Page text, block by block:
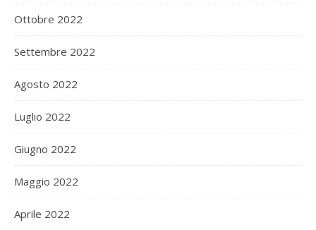
Ottobre 2022
Settembre 2022
Agosto 2022
Luglio 2022
Giugno 2022
Maggio 2022
Aprile 2022